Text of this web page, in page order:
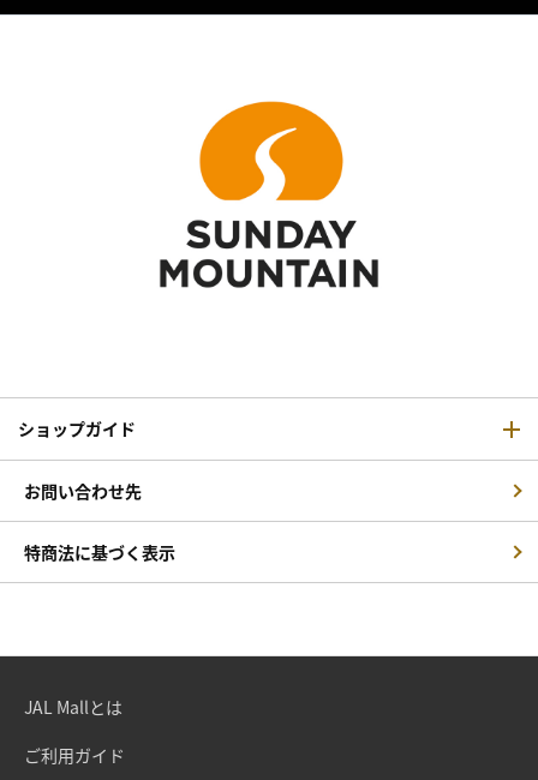
ショップガイド
お問い合わせ先
特商法に基づく表示
JAL Mallとは
ご利用ガイド